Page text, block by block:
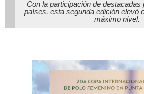
Con la participación de destacadas
países, esta segunda edición elevó
máximo nivel.